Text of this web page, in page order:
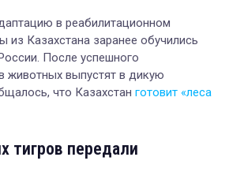
в реабилитационном
из Казахстана заранее обучились
После успешного
животных выпустят в дикую
что Казахстан готовит «леса
тигров передали